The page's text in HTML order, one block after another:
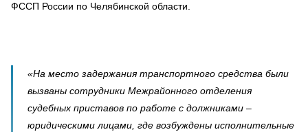
ФССП России по Челябинской области.
«На место задержания транспортного средства были
вызваны сотрудники Межрайонного отделения
судебных приставов по работе с должниками –
юридическими лицами, где возбуждены исполнительные